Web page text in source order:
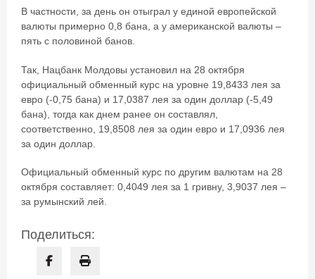
В частности, за день он отыграл у единой европейской
валюты примерно 0,8 бана, а у американской валюты –
пять с половиной банов.
Так, Нацбанк Молдовы установил на 28 октября
официальный обменный курс на уровне 19,8433 лея за
евро (-0,75 бана) и 17,0387 лея за один доллар (-5,49
бана), тогда как днем ранее он составлял,
соответственно, 19,8508 лея за один евро и 17,0936 лея
за один доллар.
Официальный обменный курс по другим валютам на 28
октября составляет: 0,4049 лея за 1 гривну, 3,9037 лея –
за румынский лей.
Поделиться: